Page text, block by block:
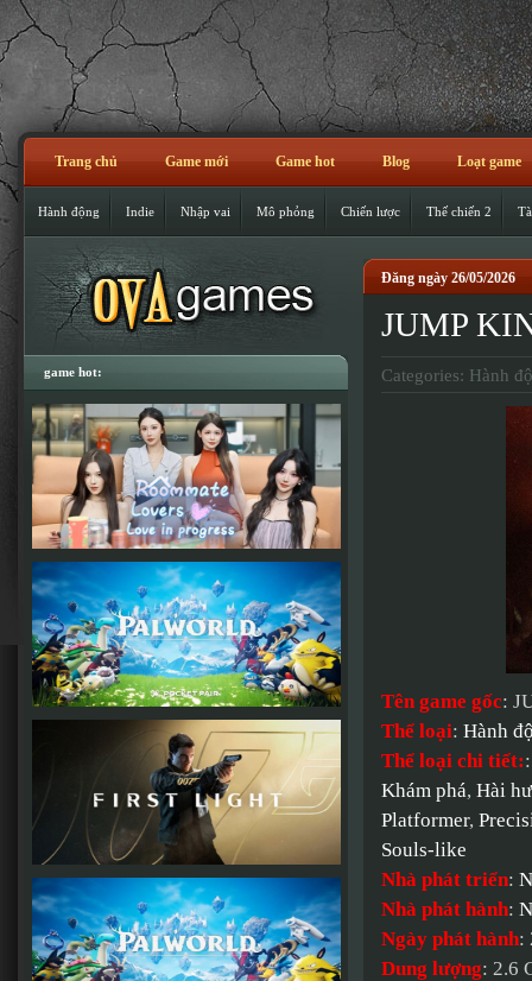
Trang chủ Game mới Game hot Blog Loạt game
Hành động Indie Nhập vai Mô phỏng Chiến lược Thế chiến 2
Đăng ngày 26/05/2026
JUMP
Categories: Hành
Tên game gốc:
Thể loại: Hành
Thể loại chi tiết:
Khám phá, Hài
Platformer,
Souls-like
Nhà phát triển:
Nhà phát hành:
Ngày phát hành:
Dung lượng: 2.6
game hot: